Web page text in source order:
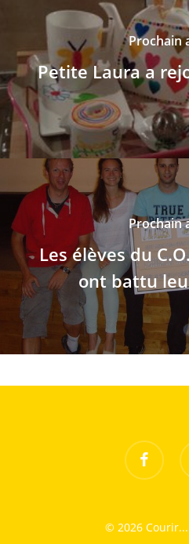
Prochain
Petite Laura a
Prochain
Les élèves du
ont battu
facebook
© 2026